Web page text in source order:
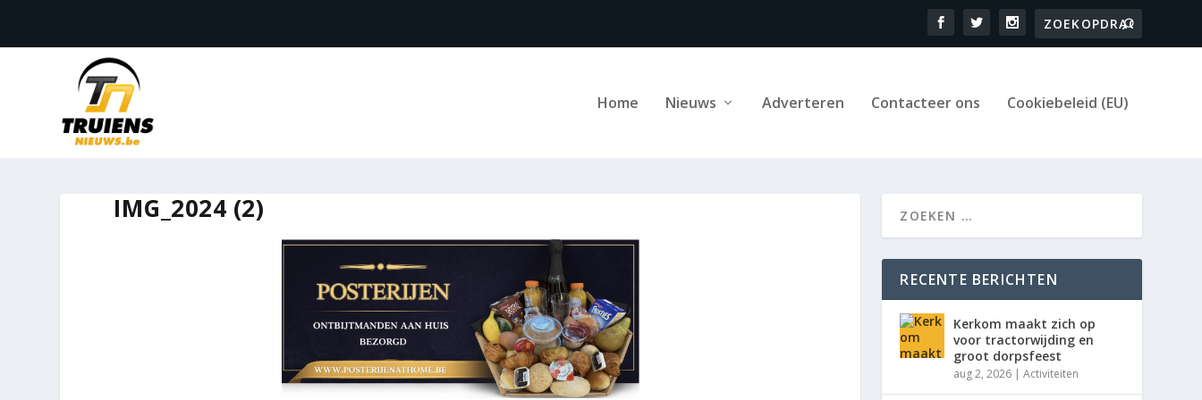
Home Nieuws Adverteren Contacteer ons Cookiebeleid (EU)
IMG_2024 (2)
RECENTE BERICHTEN
Kerkom maakt zich op
voor tractorwijding en
groot dorpsfeest
aug 2, 2026 |Activiteiten